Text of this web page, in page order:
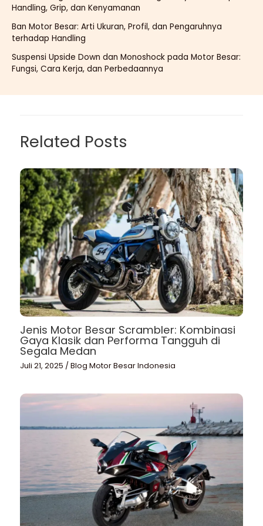
Handling, Grip, dan Kenyamanan
Ban Motor Besar: Arti Ukuran, Profil, dan Pengaruhnya
terhadap Handling
Suspensi Upside Down dan Monoshock pada Motor Besar:
Fungsi, Cara Kerja, dan Perbedaannya
Related Posts
Jenis Motor Besar Scrambler: Kombinasi
Gaya Klasik dan Performa Tangguh di
Segala Medan
Juli 21, 2025 /Blog Motor Besar Indonesia